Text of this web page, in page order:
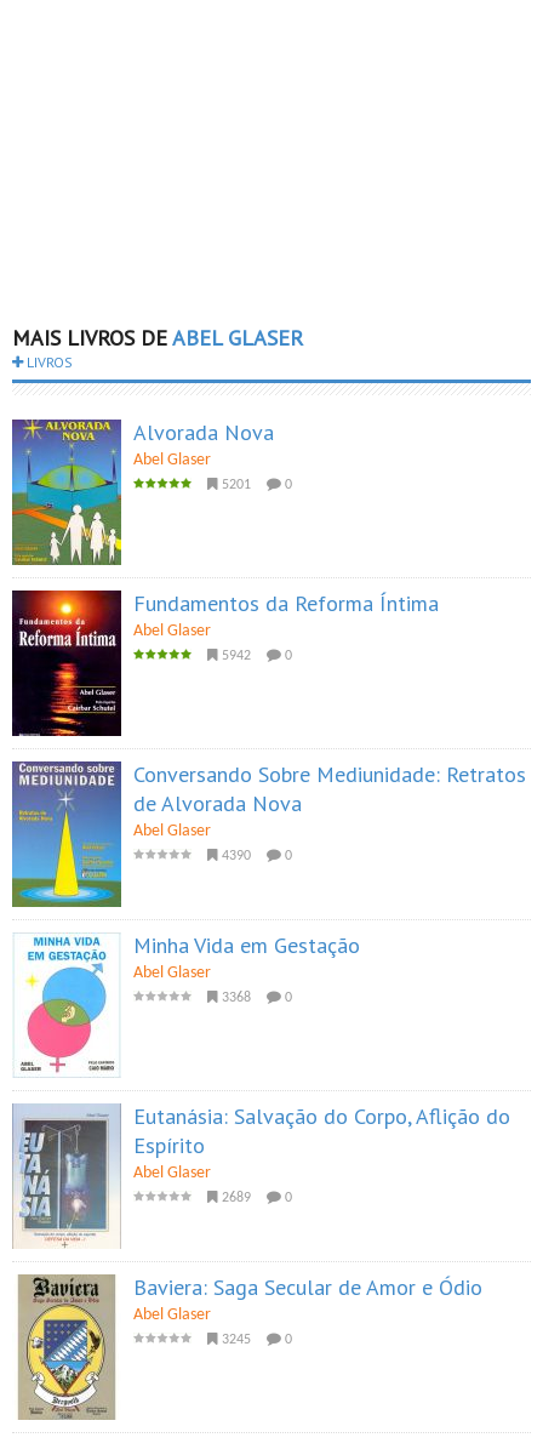
MAIS LIVROS DEABEL GLASER
LIVROS
Alvorada Nova
Abel Glaser
5201 0
Fundamentos da Reforma Íntima
Abel Glaser
5942 0
Conversando Sobre Mediunidade: Retratos
de Alvorada Nova
Abel Glaser
4390 0
Minha Vida em Gestação
Abel Glaser
3368 0
Eutanásia: Salvação do Corpo, Aflição do
Espírito
Abel Glaser
2689 0
Baviera: Saga Secular de Amor e Ódio
Abel Glaser
3245 0